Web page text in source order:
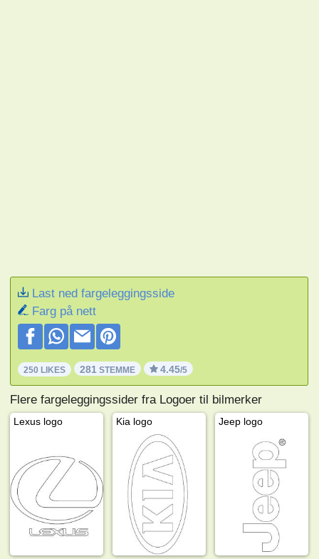
Last ned fargeleggingsside
Farg på nett
250 LIKES 281 STEMME 4.45/5
Flere fargeleggingssider fra Logoer til bilmerker
Lexus logo Kia logo Jeep logo